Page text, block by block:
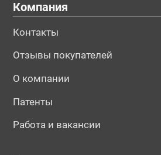
Компания
Контакты
Отзывы покупателей
О компании
Патенты
Работа и вакансии